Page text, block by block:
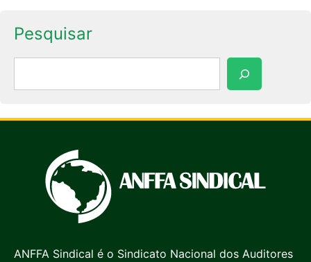
Pesquisar
ANFFA Sindical é o Sindicato Nacional dos Auditores